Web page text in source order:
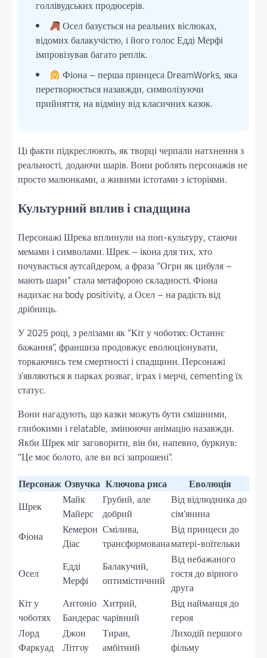
голлівудських продюсерів.
Осел базується на реальних віслюках,
відомих балакучістю, і його голос Едді Мерфі
імпровізував багато реплік.
Фіона – перша принцеса DreamWorks, яка
перетворюється назавжди, символізуючи
прийняття, на відміну від класичних казок.
Ці факти підкреслюють, як творці черпали натхнення з
реальності, додаючи шарів. Вони роблять персонажів не
просто малюнками, а живими істотами з історіями.
Культурний вплив і спадщина
Персонажі Шрека вплинули на поп-культуру, стаючи
мемами і символами. Шрек – ікона для тих, хто
почувається аутсайдером, а фраза “Огри як цибуля –
мають шари” стала метафорою складності. Фіона
надихає на body positivity, а Осел – на радість від
дрібниць.
У 2025 році, з релізами як “Кіт у чоботях: Останнє
бажання”, франшиза продовжує еволюціонувати,
торкаючись тем смертності і спадщини. Персонажі
з’являються в парках розваг, іграх і мерчі, cementing їх
статус.
Вони нагадують, що казки можуть бути смішними,
глибокими і relatable, змінюючи анімацію назавжди.
Якби Шрек міг заговорити, він би, напевно, буркнув:
“Це моє болото, але ви всі запрошені”.
Персонаж Озвучка Ключова риса
Еволюція
Шрек
Майк
Майерс
Грубий, але
добрий
Від відлюдника до
сім’янина
Фіона
Кемерон
Діас
Смілива,
трансформована
Від принцеси до
матері-воїтельки
Осел
Едді
Мерфі
Балакучий,
оптимістичний
Від небажаного
гостя до вірного
друга
Кіт у
чоботях
Антоніо
Бандерас
Хитрий,
чарівний
Від найманця до
героя
Лорд
Фаркуад
Джон
Літгоу
Тиран,
амбітний
Лиходій першого
фільму